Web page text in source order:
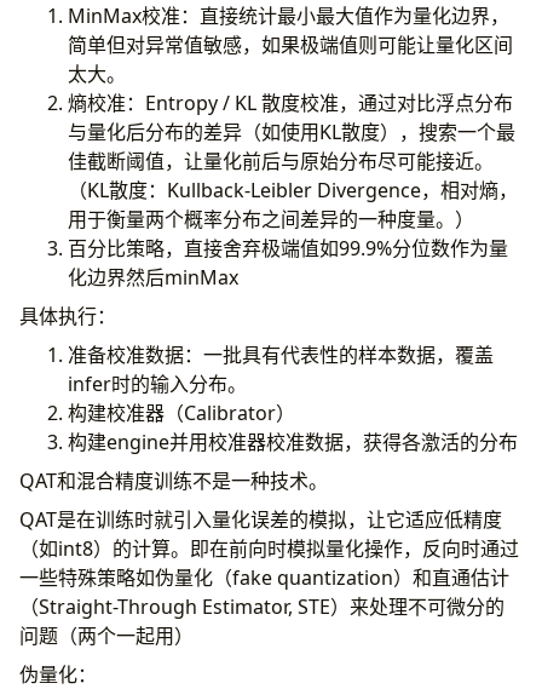
MinMax校准：直接统计最小最大值作为量化边界，
简单但对异常值敏感，如果极端值则可能让量化区间
太大。
熵校准：Entropy / KL 散度校准，通过对比浮点分布
与量化后分布的差异（如使用KL散度），搜索一个最
佳截断阈值，让量化前后与原始分布尽可能接近。
（KL散度：Kullback-Leibler Divergence，相对熵，
用于衡量两个概率分布之间差异的一种度量。）
百分比策略，直接舍弃极端值如99.9%分位数作为量
化边界然后minMax
具体执行：
准备校准数据：一批具有代表性的样本数据，覆盖
infer时的输入分布。
构建校准器（Calibrator）
构建engine并用校准器校准数据，获得各激活的分布
QAT和混合精度训练不是一种技术。
QAT是在训练时就引入量化误差的模拟，让它适应低精度
（如int8）的计算。即在前向时模拟量化操作，反向时通过
一些特殊策略如伪量化（fake quantization）和直通估计
（Straight-Through Estimator, STE）来处理不可微分的
问题（两个一起用）
伪量化：